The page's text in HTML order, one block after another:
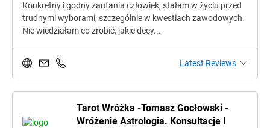
Konkretny i godny zaufania człowiek, stałam w życiu przed
trudnymi wyborami, szczególnie w kwestiach zawodowych.
Nie wiedziałam co zrobić, jakie decy...
Latest Reviews
Tarot Wróżka -Tomasz Gocłowski -
Wróżenie Astrologia. Konsultacje I